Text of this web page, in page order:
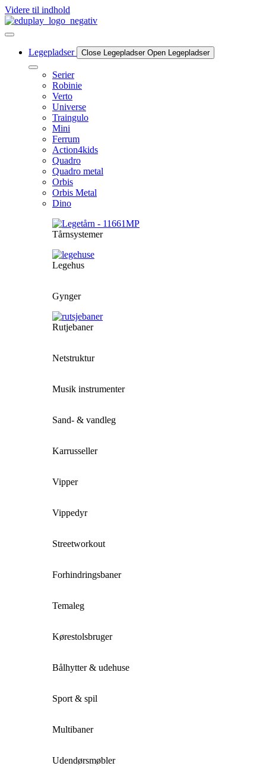
Videre til indhold
Legepladser Close Legepladser Open Legepladser
Serier
Robinie
Verto
Universe
Traingulo
Mini
Ferrum
Action4kids
Quadro
Quadro metal
Orbis
Orbis Metal
Dino
Tårnsystemer
Legehus
Gynger
Rutjebaner
Netstruktur
Musik instrumenter
Sand- & vandleg
Karrusseller
Vipper
Vippedyr
Streetworkout
Forhindringsbaner
Temaleg
Kørestolsbruger
Bålhytter & udehuse
Sport & spil
Multibaner
Udendørsmøbler